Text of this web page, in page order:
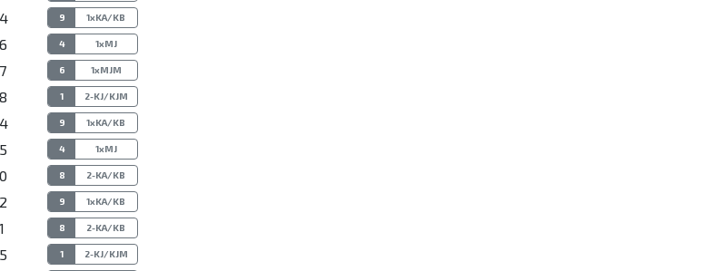
9 1xKA/KB
4 1xMJ
6 1xMJM
1 2-KJ/KJM
9 1xKA/KB
4 1xMJ
8 2-KA/KB
9 1xKA/KB
8 2-KA/KB
1 2-KJ/KJM